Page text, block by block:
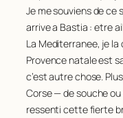
Je me souviens de
arrive a Bastia : etre
La Mediterranee, je la
Provence natale est
c’est autre chose.
Corse — de souche
ressenti cette fierte